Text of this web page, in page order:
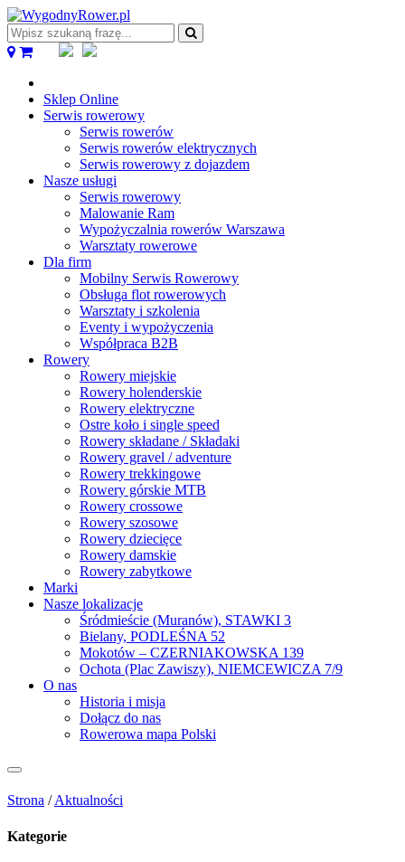
Wpisz
szukaną
frazę...
Sklep Online
Serwis rowerowy
Serwis rowerów
Serwis rowerów elektrycznych
Serwis rowerowy z dojazdem
Nasze usługi
Serwis rowerowy
Malowanie Ram
Wypożyczalnia rowerów Warszawa
Warsztaty rowerowe
Dla firm
Mobilny Serwis Rowerowy
Obsługa flot rowerowych
Warsztaty i szkolenia
Eventy i wypożyczenia
Współpraca B2B
Rowery
Rowery miejskie
Rowery holenderskie
Rowery elektryczne
Ostre koło i single speed
Rowery składane / Składaki
Rowery gravel / adventure
Rowery trekkingowe
Rowery górskie MTB
Rowery crossowe
Rowery szosowe
Rowery dziecięce
Rowery damskie
Rowery zabytkowe
Marki
Nasze lokalizacje
Śródmieście (Muranów), STAWKI 3
Bielany, PODLEŚNA 52
Mokotów – CZERNIAKOWSKA 139
Ochota (Plac Zawiszy), NIEMCEWICZA 7/9
O nas
Historia i misja
Dołącz do nas
Rowerowa mapa Polski
Strona /Aktualności
Kategorie